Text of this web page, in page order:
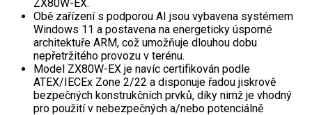
ZX80W-EX.
Obě zařízení s podporou AI jsou vybavena systémem
Windows 11 a postavena na energeticky úsporné
architektuře ARM, což umožňuje dlouhou dobu
nepřetržitého provozu v terénu.
Model ZX80W-EX je navíc certifikován podle
ATEX/IECEx Zone 2/22 a disponuje řadou jiskrově
bezpečných konstrukčních prvků, díky nimž je vhodný
pro použití v nebezpečných a/nebo potenciálně